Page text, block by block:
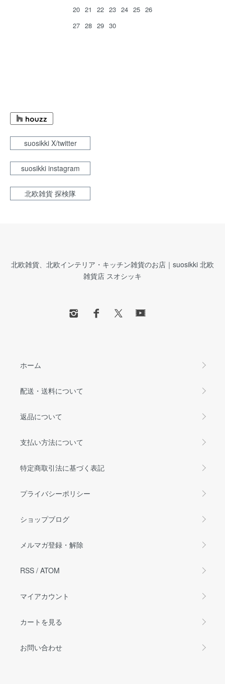
20 21 22 23 24 25 26
27 28 29 30
suosikki X/twitter
suosikki instagram
北欧雑貨 探検隊
北欧雑貨、北欧インテリア・キッチン雑貨のお店｜suosikki 北欧
雑貨店 スオシッキ
ホーム
配送・送料について
返品について
支払い方法について
特定商取引法に基づく表記
プライバシーポリシー
ショップブログ
メルマガ登録・解除
RSS / ATOM
マイアカウント
カートを見る
お問い合わせ